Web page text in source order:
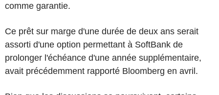
comme garantie.
Ce prêt sur marge d'une durée de deux ans serait
assorti d'une option permettant à SoftBank de
prolonger l'échéance d'une année supplémentaire,
avait précédemment rapporté Bloomberg en avril.